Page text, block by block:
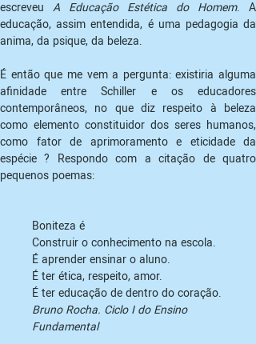
escreveu A Educação Estética do Homem. A
educação, assim entendida, é uma pedagogia da
anima, da psique, da beleza.
É então que me vem a pergunta: existiria alguma
afinidade entre Schiller e os educadores
contemporâneos, no que diz respeito à beleza
como elemento constituidor dos seres humanos,
como fator de aprimoramento e eticidade da
espécie ? Respondo com a citação de quatro
pequenos poemas:
Boniteza é
Construir o conhecimento na escola.
É aprender ensinar o aluno.
É ter ética, respeito, amor.
Bruno Rocha. Ciclo I do Ensino
Fundamental